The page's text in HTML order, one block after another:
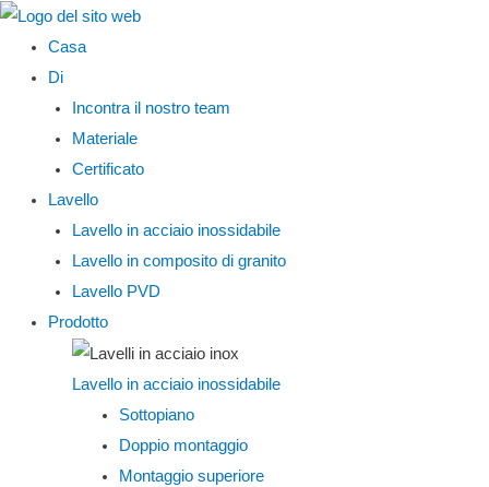
Menu
principale
Casa
Di
Incontra il nostro team
Materiale
Certificato
Lavello
Lavello in acciaio inossidabile
Lavello in composito di granito
Lavello PVD
Prodotto
Lavello in acciaio inossidabile
Sottopiano
Doppio montaggio
Montaggio superiore